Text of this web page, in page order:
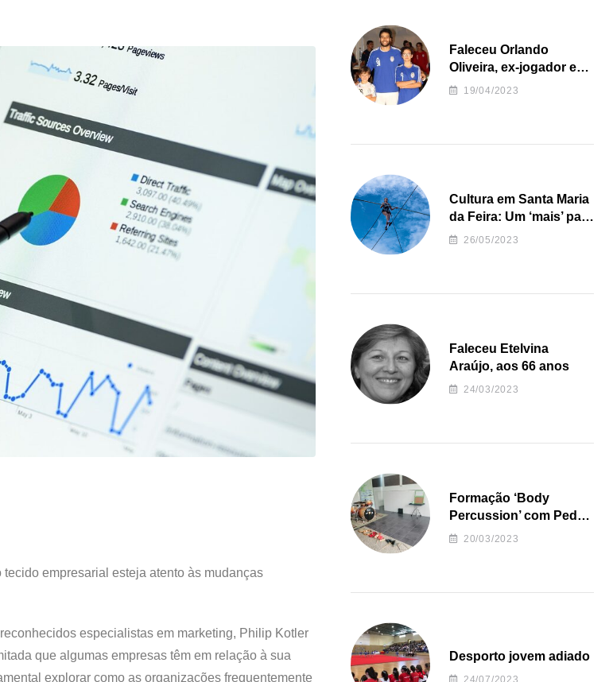
empresarial esteja atento às mudanças
especialistas em marketing, Philip Kotler
que algumas empresas têm em relação à sua
explorar como as organizações frequentemente
Faleceu Orlando
Oliveira, ex-jogador e
treinador da formação
19/04/2023
Cultura em Santa Maria
da Feira: Um ‘mais’ para
o Concelho
26/05/2023
Faleceu Etelvina
Araújo, aos 66 anos
24/03/2023
Formação ‘Body
Percussion’ com Pedro
Almeida
20/03/2023
Desporto jovem adiado
24/07/2023